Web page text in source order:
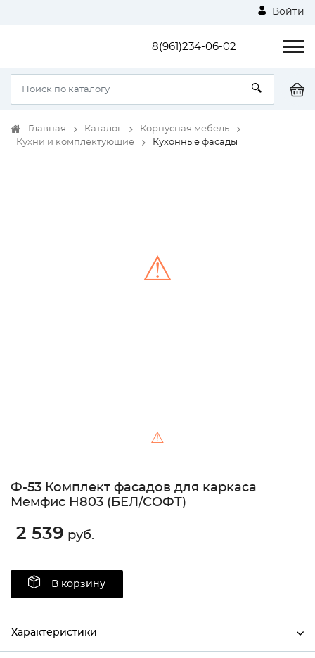
Войти
8(961)234-06-02
Главная Каталог
Корпусная мебель
Кухни и комплектующие
Кухонные фасады
⚠
⚠
Ф-53 Комплект фасадов для каркаса
Мемфис Н803 (БЕЛ/СОФТ)
2 539 руб.
В корзину
Характеристики